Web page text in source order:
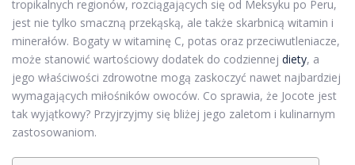
tropikalnych regionów, rozciągających się od Meksyku po Peru,
jest nie tylko smaczną przekąską, ale także skarbnicą witamin i
minerałów. Bogaty w witaminę C, potas oraz przeciwutleniacze,
może stanowić wartościowy dodatek do codziennej diety, a
jego właściwości zdrowotne mogą zaskoczyć nawet najbardziej
wymagających miłośników owoców. Co sprawia, że Jocote jest
tak wyjątkowy? Przyjrzyjmy się bliżej jego zaletom i kulinarnym
zastosowaniom.